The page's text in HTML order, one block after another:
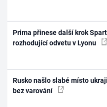
Prima přinese další krok
rozhodující odvetu v Lyonu
Rusko našlo slabé místo
bez varování